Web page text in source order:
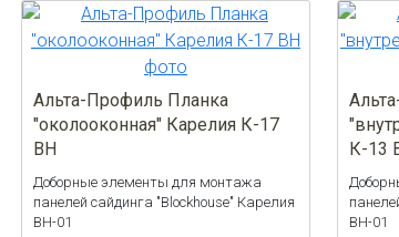
Альта-Профиль Планка
"околооконная" Карелия К-17
ВН
Доборные элементы для монтажа
панелей сайдинга "Blockhouse" Карелия
ВН-01
К-13
ВН-01